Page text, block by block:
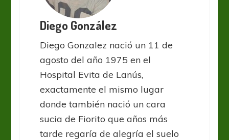
Diego González
Diego Gonzalez nació un 11 de
agosto del año 1975 en el
Hospital Evita de Lanús,
exactamente el mismo lugar
donde también nació un cara
sucia de Fiorito que años más
tarde regaría de alegría el suelo